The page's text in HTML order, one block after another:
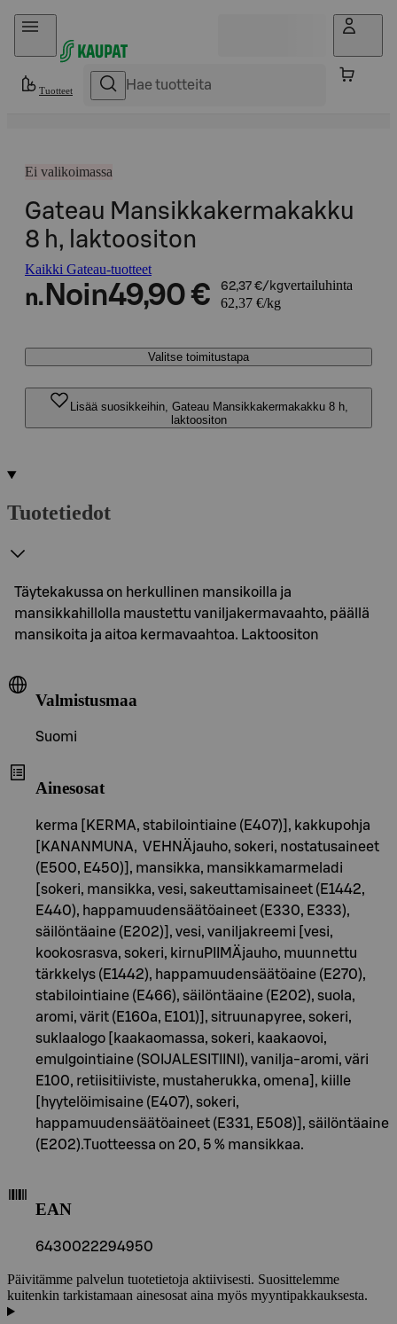
Hyppää sisältöön
Tuotteet
Ei valikoimassa
Gateau Mansikkakermakakku
8 h, laktoositon
Kaikki Gateau-tuotteet
n. Noin49,90 € 62,37 €/kgvertailuhinta
62,37 €/kg
Valitse toimitustapa
Lisää suosikkeihin, Gateau Mansikkakermakakku 8 h,
laktoositon
Tuotetiedot
Täytekakussa on herkullinen mansikoilla ja
mansikkahillolla maustettu vaniljakermavaahto, päällä
mansikoita ja aitoa kermavaahtoa. Laktoositon
Valmistusmaa
Suomi
Ainesosat
kerma [KERMA, stabilointiaine (E407)], kakkupohja
[KANANMUNA, VEHNÄjauho, sokeri, nostatusaineet
(E500, E450)], mansikka, mansikkamarmeladi
[sokeri, mansikka, vesi, sakeuttamisaineet (E1442,
E440), happamuudensäätöaineet (E330, E333),
säilöntäaine (E202)], vesi, vaniljakreemi [vesi,
kookosrasva, sokeri, kirnuPIIMÄjauho, muunnettu
tärkkelys (E1442), happamuudensäätöaine (E270),
stabilointiaine (E466), säilöntäaine (E202), suola,
aromi, värit (E160a, E101)], sitruunapyree, sokeri,
suklaalogo [kaakaomassa, sokeri, kaakaovoi,
emulgointiaine (SOIJALESITIINI), vanilja-aromi, väri
E100, retiisitiiviste, mustaherukka, omena], kiille
[hyytelöimisaine (E407), sokeri,
happamuudensäätöaineet (E331, E508)], säilöntäaine
(E202).Tuotteessa on 20, 5 % mansikkaa.
EAN
6430022294950
Päivitämme palvelun tuotetietoja aktiivisesti. Suosittelemme
kuitenkin tarkistamaan ainesosat aina myös myyntipakkauksesta.